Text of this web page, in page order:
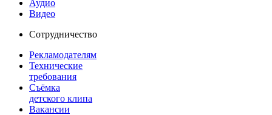
Аудио
Видео
Сотрудничество
Рекламодателям
Технические
требования
Съёмка
детского клипа
Вакансии